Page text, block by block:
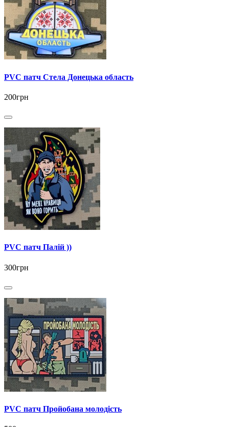
PVC патч Стела Донецька область
200грн
PVC патч Палій ))
300грн
PVC патч Пройобана молодість